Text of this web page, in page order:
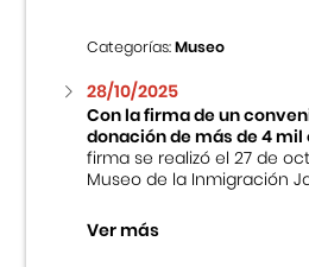
Categorías:Museo
28/10/2025
Con la firma de un
donación de más de 4 mil
firma se realizó el 27 de
Museo de la Inmigración
Ver más